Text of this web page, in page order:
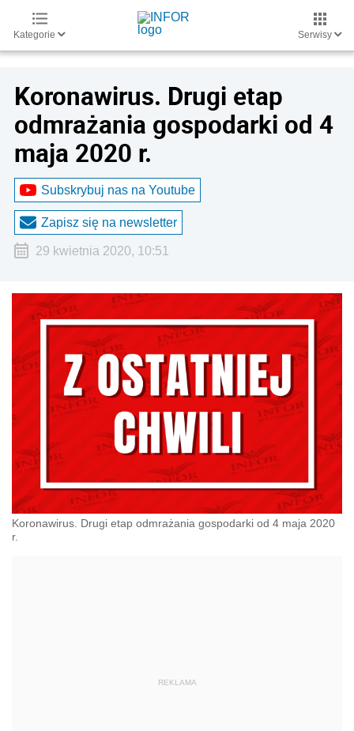
Kategorie Serwisy
Koronawirus. Drugi etap
odmrażania gospodarki od 4
maja 2020 r.
Subskrybuj nas na Youtube
Zapisz się na newsletter
29 kwietnia 2020, 10:51
Koronawirus. Drugi etap odmrażania gospodarki od 4 maja 2020
r.